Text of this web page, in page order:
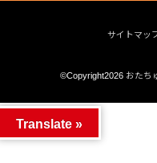
サイトマッ
©Copyright2026 おたち
Translate »